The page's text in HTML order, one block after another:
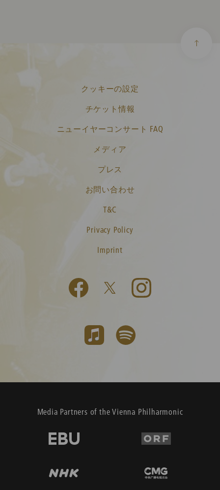
クッキーの設定
チケット情報
ニューイヤーコンサート FAQ
メディア
プレス
お問い合わせ
T&C
Privacy Policy
Imprint
Media Partners of the Vienna Philharmonic